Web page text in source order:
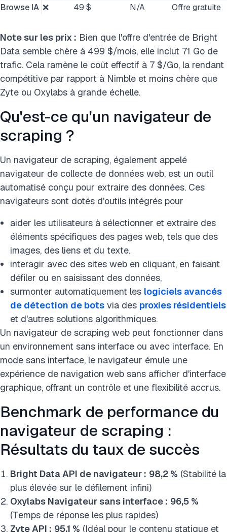
Browse IA ❌ 49 $ N/A Offre gratuite
Note sur les prix : Bien que l'offre d'entrée de Bright
Data semble chère à 499 $/mois, elle inclut 71 Go de
trafic. Cela ramène le coût effectif à 7 $/Go, la rendant
compétitive par rapport à Nimble et moins chère que
Zyte ou Oxylabs à grande échelle.
Qu'est-ce qu'un navigateur de
scraping ?
Un navigateur de scraping, également appelé
navigateur de collecte de données web, est un outil
automatisé conçu pour extraire des données. Ces
navigateurs sont dotés d'outils intégrés pour
aider les utilisateurs à sélectionner et extraire des
éléments spécifiques des pages web, tels que des
images, des liens et du texte.
interagir avec des sites web en cliquant, en faisant
défiler ou en saisissant des données,
surmonter automatiquement les logiciels avancés
de détection de bots via des proxies résidentiels
et d'autres solutions algorithmiques.
Un navigateur de scraping web peut fonctionner dans
un environnement sans interface ou avec interface. En
mode sans interface, le navigateur émule une
expérience de navigation web sans afficher d'interface
graphique, offrant un contrôle et une flexibilité accrus.
Benchmark de performance du
navigateur de scraping :
Résultats du taux de succès
Bright Data API de navigateur : 98,2 % (Stabilité la
plus élevée sur le défilement infini)
Oxylabs Navigateur sans interface : 96,5 %
(Temps de réponse les plus rapides)
Zyte API : 95,1 % (Idéal pour le contenu statique et